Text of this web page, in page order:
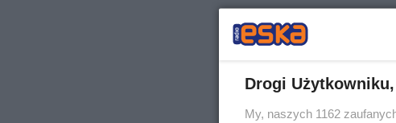
Drogi Użytkowniku,
My, naszych 1162